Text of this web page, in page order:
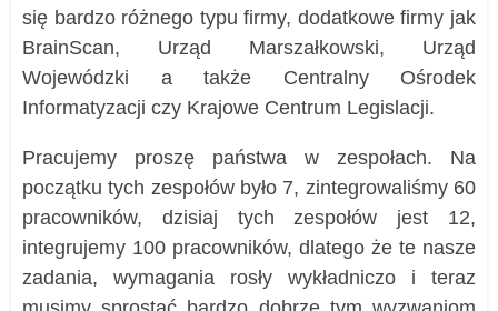
się bardzo różnego typu firmy, dodatkowe firmy jak
BrainScan, Urząd Marszałkowski, Urząd
Wojewódzki a także Centralny Ośrodek
Informatyzacji czy Krajowe Centrum Legislacji.
Pracujemy proszę państwa w zespołach. Na
początku tych zespołów było 7, zintegrowaliśmy 60
pracowników, dzisiaj tych zespołów jest 12,
integrujemy 100 pracowników, dlatego że te nasze
zadania, wymagania rosły wykładniczo i teraz